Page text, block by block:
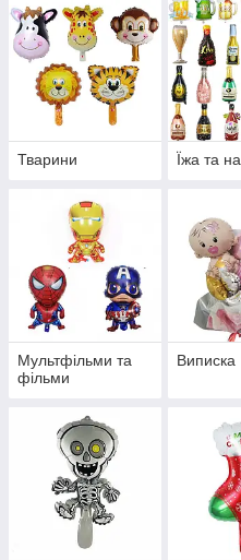
Тварини Їжа та
Мультфільми та
фільми
Виписка